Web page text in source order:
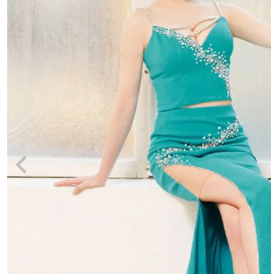
タイトロングドレス